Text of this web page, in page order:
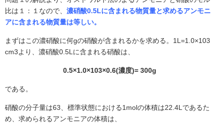
比は１：１なので、 濃硝酸0.5Lに含まれる物質量と求めるアンモニ
アに含まれる物質量は等しい。
まずはこの濃硝酸に何gの硝酸が含まれるかを求める。1L=1.0×103
cm3より、濃硝酸0.5Lに含まれる硝酸は、
0.5×1.0×103×0.6(濃度)= 300g
である。
硝酸の分子量は63、標準状態における1molの体積は22.4Lであるた
め、求められるアンモニアの体積は、